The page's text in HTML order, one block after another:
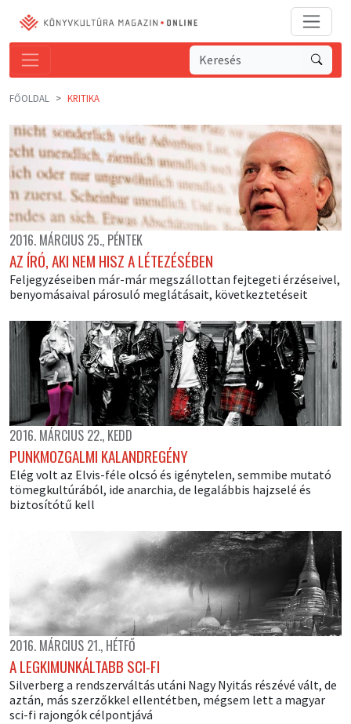
FŐOLDAL KRITIKA
2016. MÁRCIUS 25., PÉNTEK
AZ ÍRÓ, AKI NEM HISZ A LÉTEZÉSÉBEN
Feljegyzéseiben már-már megszállottan fejtegeti érzéseivel,
benyomásaival párosuló meglátásait, következtetéseit
2016. MÁRCIUS 22., KEDD
PUNKMOZGALMI KALANDREGÉNY
Elég volt az Elvis-féle olcsó és igénytelen, semmibe mutató
tömegkultúrából, ide anarchia, de legalábbis hajzselé és
biztosítótű kell
2016. MÁRCIUS 21., HÉTFŐ
A LEGKIMUNKÁLTABB SCI-FI
Silverberg a rendszerváltás utáni Nagy Nyitás részévé vált, de
aztán, más szerzőkkel ellentétben, mégsem lett a magyar
sci-fi rajongók célpontjává